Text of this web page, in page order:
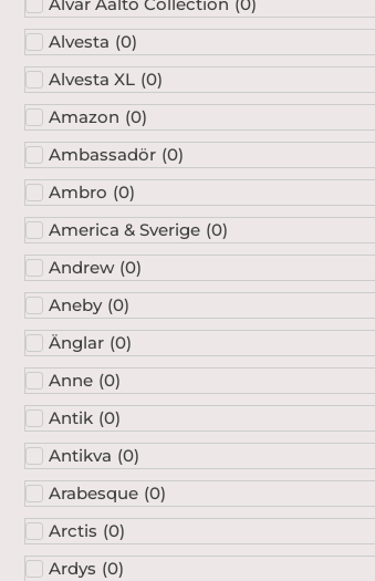
Alvesta (0)
Alvesta XL (0)
Amazon (0)
Ambassadör (0)
Ambro (0)
America & Sverige (0)
Andrew (0)
Aneby (0)
Änglar (0)
Anne (0)
Antik (0)
Antikva (0)
Arabesque (0)
Arctis (0)
Ardys (0)